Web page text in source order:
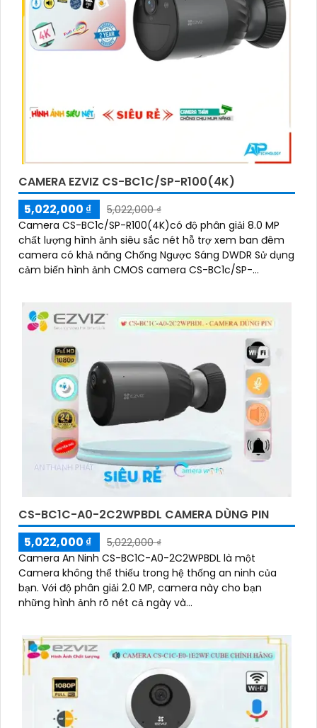
CAMERA EZVIZ CS-BC1C/SP-R100(4K)
5,022,000 ₫
5,022,000 ₫
Camera CS-BC1c/SP-R100(4K)có độ phân giải 8.0 MP
chất lượng hình ảnh siêu sắc nét hỗ trợ xem ban đêm
camera có khả năng Chống Ngược Sáng DWDR Sử dụng
cảm biến hình ảnh CMOS camera CS-BC1c/SP-
dữ liệu lên đến 512GB thông qua khe thẻ nhớ
CS-BC1C-A0-2C2WPBDL CAMERA DÙNG PIN
5,022,000 ₫
5,022,000 ₫
Camera An Ninh CS-BC1C-A0-2C2WPBDL là một
Camera không thể thiếu trong hệ thống an ninh của
bạn. Với độ phân giải 2.0 MP, camera này cho bạn
những hình ảnh rõ nét cả ngày và...